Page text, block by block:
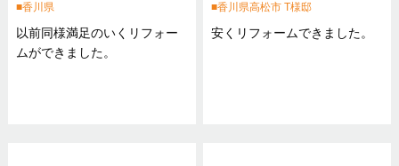
香川県
以前同様満足のいくリフォー
ムができました。
香川県高松市 T様邸
安くリフォームできました。